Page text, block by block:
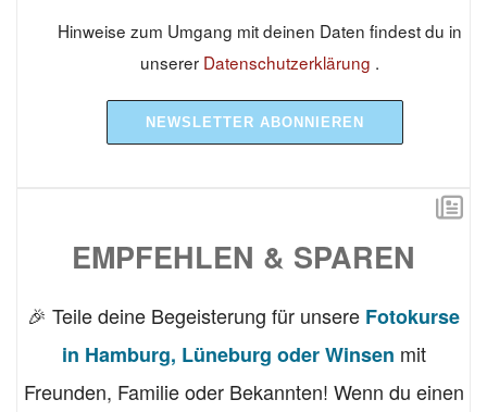
Hinweise zum Umgang mit deinen Daten findest du in
unserer Datenschutzerklärung .
NEWSLETTER ABONNIEREN
EMPFEHLEN & SPAREN
🎉 Teile deine Begeisterung für unsere Fotokurse
in Hamburg, Lüneburg oder Winsen mit
Freunden, Familie oder Bekannten! Wenn du einen